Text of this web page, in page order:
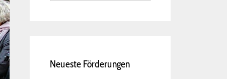
Neueste Förderungen